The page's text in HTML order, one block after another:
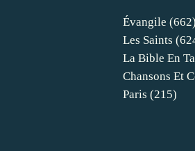
Évangile (662)
Les Saints
La Bible En
Chansons Et
Paris (215)